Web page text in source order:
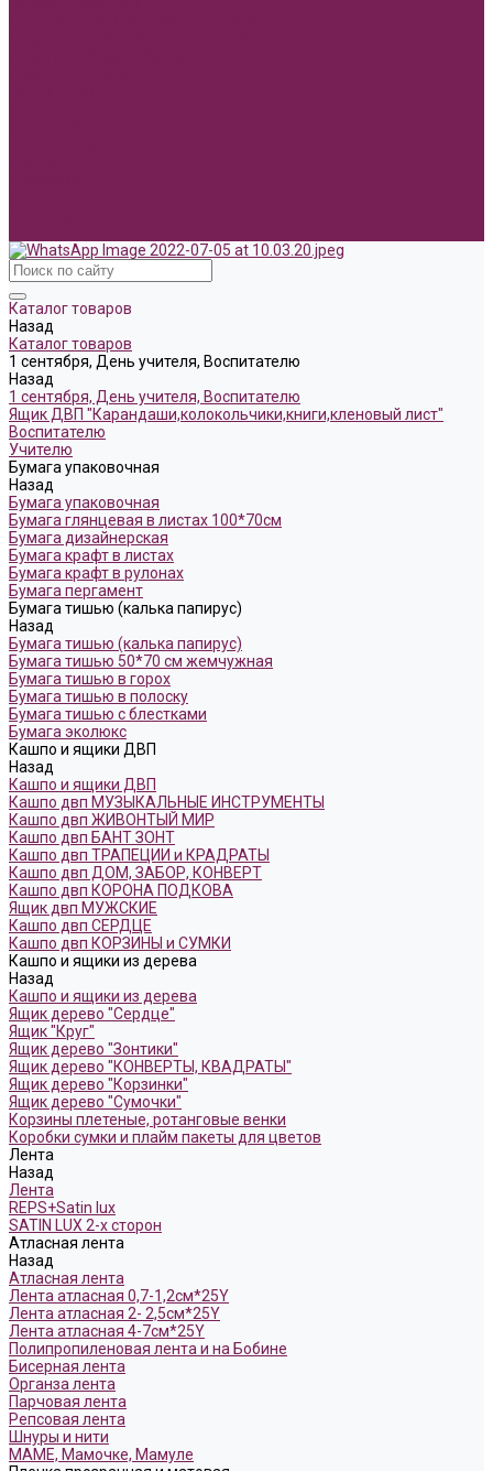
Каталог товаров
Назад
Каталог товаров
1 сентября, День учителя, Воспитателю
Назад
1 сентября, День учителя, Воспитателю
Ящик ДВП "Карандаши,колокольчики,книги,кленовый лист"
Воспитателю
Учителю
Бумага упаковочная
Назад
Бумага упаковочная
Бумага глянцевая в листах 100*70см
Бумага дизайнерская
Бумага крафт в листах
Бумага крафт в рулонах
Бумага пергамент
Бумага тишью (калька папирус)
Назад
Бумага тишью (калька папирус)
Бумага тишью 50*70 см жемчужная
Бумага тишью в горох
Бумага тишью в полоску
Бумага тишью с блестками
Бумага эколюкс
Кашпо и ящики ДВП
Назад
Кашпо и ящики ДВП
Кашпо двп МУЗЫКАЛЬНЫЕ ИНСТРУМЕНТЫ
Кашпо двп ЖИВОНТЫЙ МИР
Кашпо двп БАНТ ЗОНТ
Кашпо двп ТРАПЕЦИИ и КРАДРАТЫ
Кашпо двп ДОМ, ЗАБОР, КОНВЕРТ
Кашпо двп КОРОНА ПОДКОВА
Ящик двп МУЖСКИЕ
Кашпо двп СЕРДЦЕ
Кашпо двп КОРЗИНЫ и СУМКИ
Кашпо и ящики из дерева
Назад
Кашпо и ящики из дерева
Ящик дерево "Сердце"
Ящик "Круг"
Ящик дерево "Зонтики"
Ящик дерево "КОНВЕРТЫ, КВАДРАТЫ"
Ящик дерево "Корзинки"
Ящик дерево "Сумочки"
Корзины плетеные, ротанговые венки
Коробки сумки и плайм пакеты для цветов
Лента
Назад
Лента
REPS+Satin lux
SATIN LUX 2-х сторон
Атласная лента
Назад
Атласная лента
Лента атласная 0,7-1,2см*25Y
Лента атласная 2- 2,5см*25Y
Лента атласная 4-7см*25Y
Полипропиленовая лента и на Бобине
Бисерная лента
Органза лента
Парчовая лента
Репсовая лента
Шнуры и нити
МАМЕ, Мамочке, Мамуле